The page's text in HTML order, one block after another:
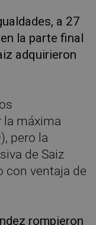
a 27
la parte final
adquirieron
la máxima
pero la
de Saiz
con ventaja de
rompieron